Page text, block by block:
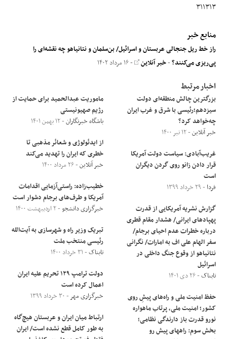
۳۱۱۳۱۳
منابع خبر
راز خط ریل جنجالی عربستان و اسرائیل/ بن‌سلمان و نتانیاهو چه نقشه‌ای را
پی‌ریزی می‌کنند؟-خبر آنلاین - ۱۶ مرداد ۱۴۰۲
اخبار مرتبط
بزرگترین چالش منطقه‌ای دولت
سیزدهم؛رئیسی با شرق و غرب ایران
چه‌خواهد کرد؟
خبر آنلاین- ۱۲ تیر ۱۴۰۰
غریب‌آبادی: سیاست دولت آمریکا
قرار دادن زانو روی گردن دیگران
است
فردا - ۲۹ خرداد ۱۳۹۹
گزارش نشریه آمریکایی از قدرت
پهپادهای ایرانی/ هشدار مقام قطری
درباره خطرات عدم احیای برجام/
سفر الهام علی اف به امارات/ نگرانی
نتانیاهو از وقوع جنگ داخلی در
اسرائیل
تابناک- ۲۶ دی ۱۴۰۱
حفظ امنیت ملی و راه‌های پیشِ‌‌ روی
کشور؛ امنیت ملی، پرتاب ماهواره
نورو قدرت باز دارندگی نظامی؛
بخش سوم: راههای پیش رو
ماموریت عبدالحمید برای حمایت از
رژیم صهیونیستی
باشگاه خبرنگاران- ۱۲ بهمن ۱۴۰۱
از ایدئولوژی و شعائر مذهبی تا
خطری که ایران را تهدید می‌کند
خبر آنلاین- ۲۶ مرداد ۱۴۰۰
خطیب‌زاده: راستی‌آزمایی اقدامات
آمریکا و طرف‌های برجام دشوار است
خبرگزاری دانشجو- ۲ اردیبهشت ۱۴۰۰
تبریک وزیر راه و شهرسازی به آیت‌الله
رئیسی منتخب ملت
تابناک- ۳۱ خرداد ۱۴۰۰
دولت ترامپ ۱۲۹ تحریم علیه ایران
اعمال کرده است
خبرگزاری مهر- ۳۰ خرداد ۱۳۹۹
ارتباط میان ایران و عربستان هیچ‌گاه
به طور کامل قطع نشده است/ ایران